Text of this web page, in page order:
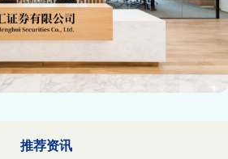
推荐资讯